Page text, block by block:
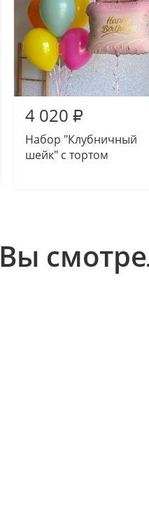
4 020 ₽
Набор "Клубничный
шейк" с тортом
Вы